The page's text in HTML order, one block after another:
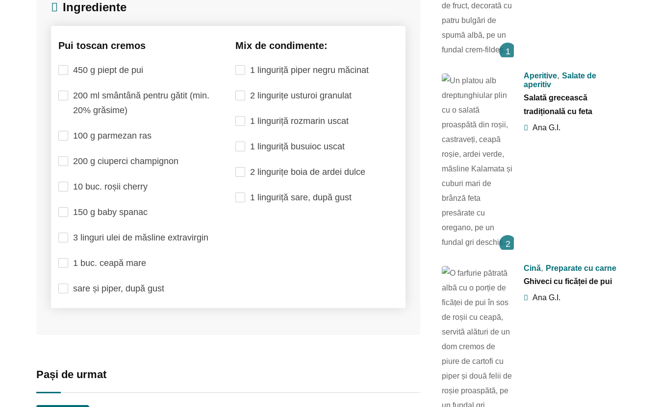
Ingrediente
Pui toscan cremos
450 g piept de pui
200 ml smântână pentru gătit (min.
20% grăsime)
100 g parmezan ras
200 g ciuperci champignon
10 buc. roșii cherry
150 g baby spanac
3 linguri ulei de măsline extravirgin
1 buc. ceapă mare
sare și piper, după gust
Mix de condimente:
1 linguriță piper negru măcinat
2 lingurițe usturoi granulat
1 linguriță rozmarin uscat
1 linguriță busuioc uscat
2 lingurițe boia de ardei dulce
1 linguriță sare, după gust
Pași de urmat
1
2
Aperitive,Salate de
aperitiv
Salată grecească
tradițională cu feta
Ana G.I.
Cină, Preparate cu carne
Ghiveci cu ficăței de pui
Ana G.I.